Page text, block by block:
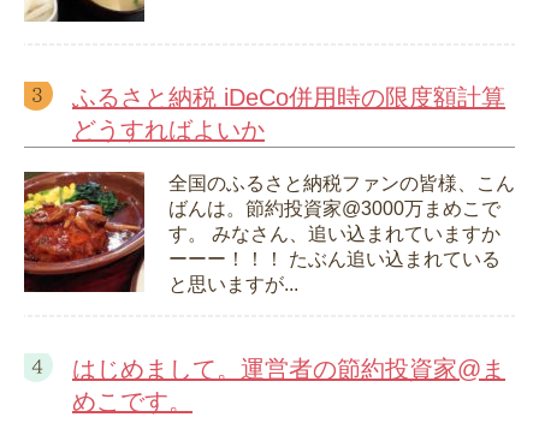
ふるさと納税 iDeCo併用時の限度額計算
どうすればよいか
全国のふるさと納税ファンの皆様、こん
ばんは。節約投資家@3000万まめこで
す。 みなさん、追い込まれていますか
ーーー！！！ たぶん追い込まれている
と思いますが...
はじめまして。運営者の節約投資家@ま
めこです。